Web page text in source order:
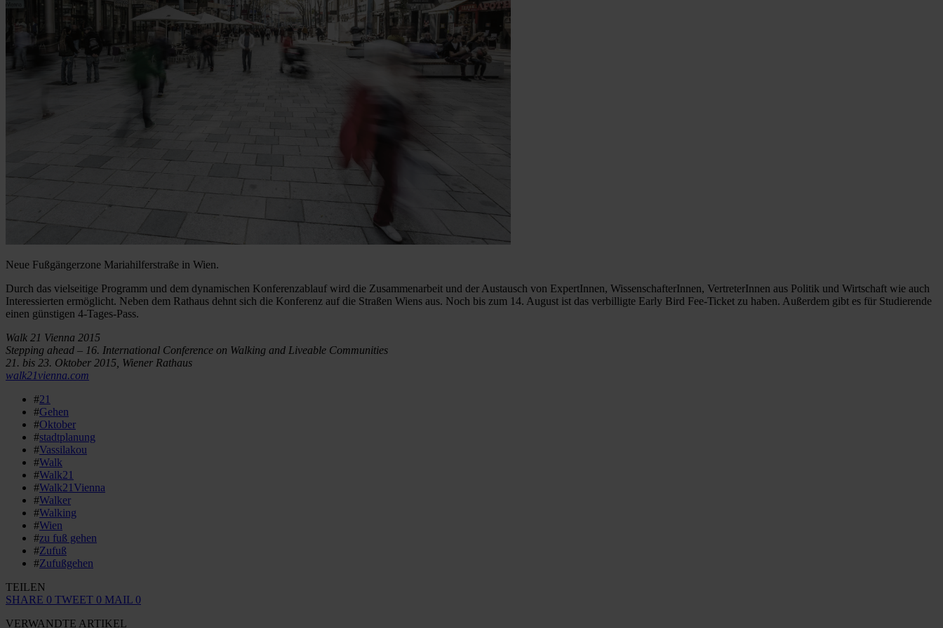
Neue Fußgängerzone Mariahilferstraße in Wien.
Durch das vielseitige Programm und dem dynamischen Konferenzablauf wird die Zusammenarbeit und der Austausch von ExpertInnen, WissenschafterInnen, VertreterInnen aus Politik und Wirtschaft wie auch
Interessierten ermöglicht. Neben dem Rathaus dehnt sich die Konferenz auf die Straßen Wiens aus. Noch bis zum 14. August ist das verbilligte Early Bird Fee-Ticket zu haben. Außerdem gibt es für Studierende
einen günstigen 4-Tages-Pass.
Walk 21 Vienna 2015
Stepping ahead – 16. International Conference on Walking and Liveable Communities
21. bis 23. Oktober 2015, Wiener Rathaus
walk21vienna.com
#21
#Gehen
#Oktober
#stadtplanung
#Vassilakou
#Walk
#Walk21
#Walk21Vienna
#Walker
#Walking
#Wien
#zu fuß gehen
#Zufuß
#Zufußgehen
TEILEN
SHARE 0 TWEET 0 MAIL 0
VERWANDTE ARTIKEL